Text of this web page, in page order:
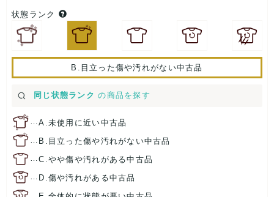
状態ランク
B.目立った傷や汚れがない中古品
同じ状態ランク の商品を探す
…A.未使用に近い中古品
… B.目立った傷や汚れがない中古品
…C.やや傷や汚れがある中古品
… D.傷や汚れがある中古品
…